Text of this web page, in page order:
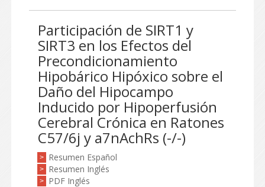
Participación de SIRT1 y
SIRT3 en los Efectos del
Precondicionamiento
Hipobárico Hipóxico sobre el
Daño del Hipocampo
Inducido por Hipoperfusión
Cerebral Crónica en Ratones
C57/6j y a7nAchRs (-/-)
> Resumen Español
> Resumen Inglés
> PDF Inglés